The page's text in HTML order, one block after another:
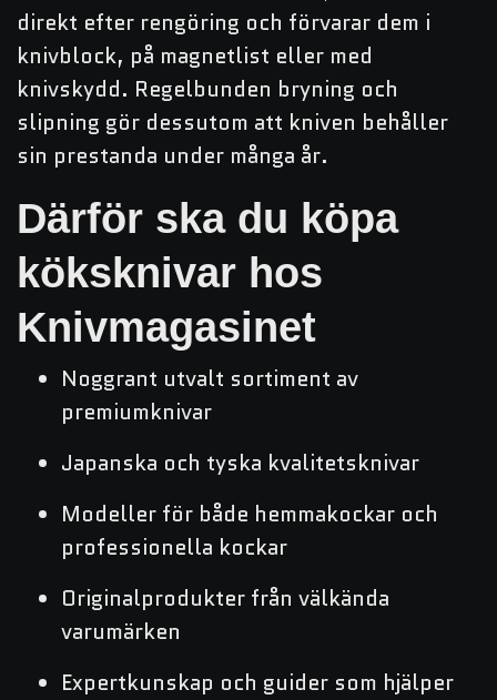
direkt efter rengöring och förvarar dem i
knivblock, på magnetlist eller med
knivskydd. Regelbunden bryning och
slipning gör dessutom att kniven behåller
sin prestanda under många år.
Därför ska du köpa
köksknivar hos
Knivmagasinet
Noggrant utvalt sortiment av
premiumknivar
Japanska och tyska kvalitetsknivar
Modeller för både hemmakockar och
professionella kockar
Originalprodukter från välkända
varumärken
Expertkunskap och guider som hjälper